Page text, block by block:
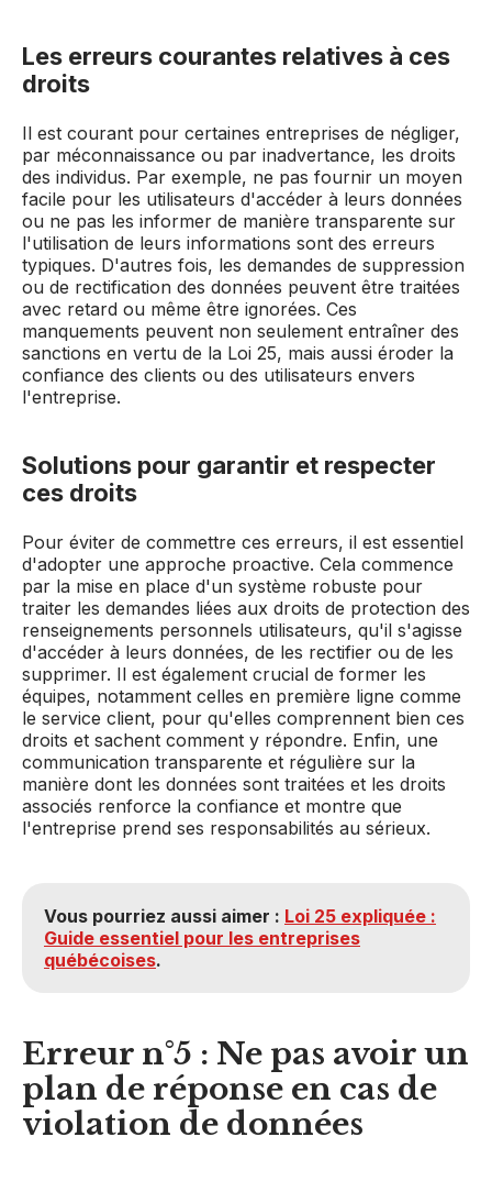
Les erreurs courantes relatives à ces
droits
Il est courant pour certaines entreprises de négliger,
par méconnaissance ou par inadvertance, les droits
des individus. Par exemple, ne pas fournir un moyen
facile pour les utilisateurs d'accéder à leurs données
ou ne pas les informer de manière transparente sur
l'utilisation de leurs informations sont des erreurs
typiques. D'autres fois, les demandes de suppression
ou de rectification des données peuvent être traitées
avec retard ou même être ignorées. Ces
manquements peuvent non seulement entraîner des
sanctions en vertu de la Loi 25, mais aussi éroder la
confiance des clients ou des utilisateurs envers
l'entreprise.
Solutions pour garantir et respecter
ces droits
Pour éviter de commettre ces erreurs, il est essentiel
d'adopter une approche proactive. Cela commence
par la mise en place d'un système robuste pour
traiter les demandes liées aux droits de protection des
renseignements personnels utilisateurs, qu'il s'agisse
d'accéder à leurs données, de les rectifier ou de les
supprimer. Il est également crucial de former les
équipes, notamment celles en première ligne comme
le service client, pour qu'elles comprennent bien ces
droits et sachent comment y répondre. Enfin, une
communication transparente et régulière sur la
manière dont les données sont traitées et les droits
associés renforce la confiance et montre que
l'entreprise prend ses responsabilités au sérieux.
Vous pourriez aussi aimer : Loi 25 expliquée :
Guide essentiel pour les entreprises
québécoises.
Erreur n°5 : Ne pas avoir un
plan de réponse en cas de
violation de données